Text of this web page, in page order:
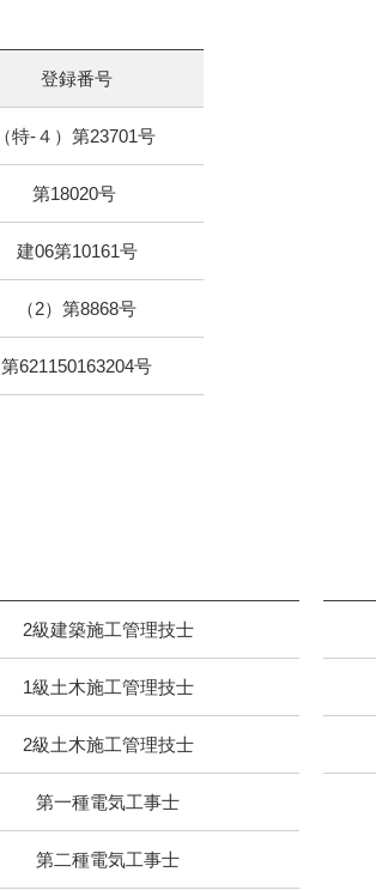
登録番号
（特-４）第23701号
第18020号
建06第10161号
（2）第8868号
第621150163204号
2級建築施工管理技士
1級土木施工管理技士
2級土木施工管理技士
第一種電気工事士
第二種電気工事士